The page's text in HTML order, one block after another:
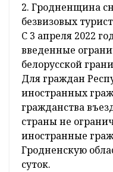
2. Гродненщина
безвизовых
C 3 апреля 2022
введенные
белорусской
Для граждан
иностранных
гражданства
страны не
иностранные
Гродненскую
суток.